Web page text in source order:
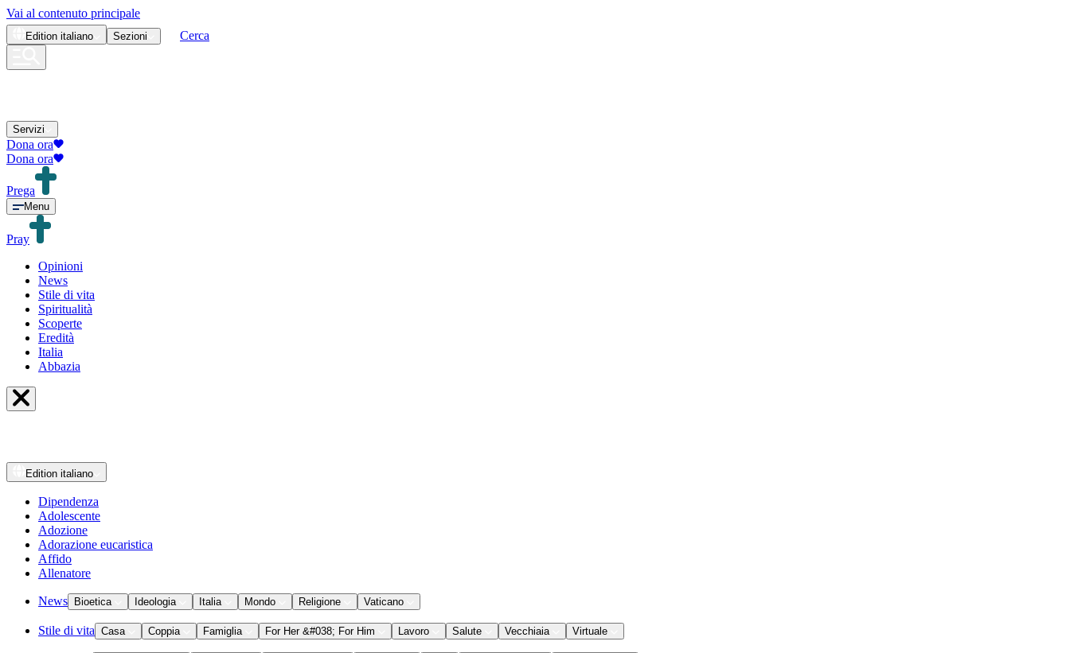
Vai al contenuto principale
Edition italiano Sezioni Cerca
Servizi
Dona ora
Dona ora
Prega
Menu
Pray
Opinioni
News
Stile di vita
Spiritualità
Scoperte
Eredità
Italia
Abbazia
Edition italiano
Dipendenza
Adolescente
Adozione
Adorazione eucaristica
Affido
Allenatore
News Bioetica Ideologia Italia Mondo Religione Vaticano
Stile di vita Casa Coppia Famiglia For Her &#038; For Him Lavoro Salute Vecchiaia Virtuale